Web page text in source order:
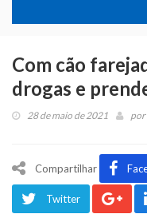
Com cão
drogas e
28 de maio de 2021 por
Compartilhar
Twitter